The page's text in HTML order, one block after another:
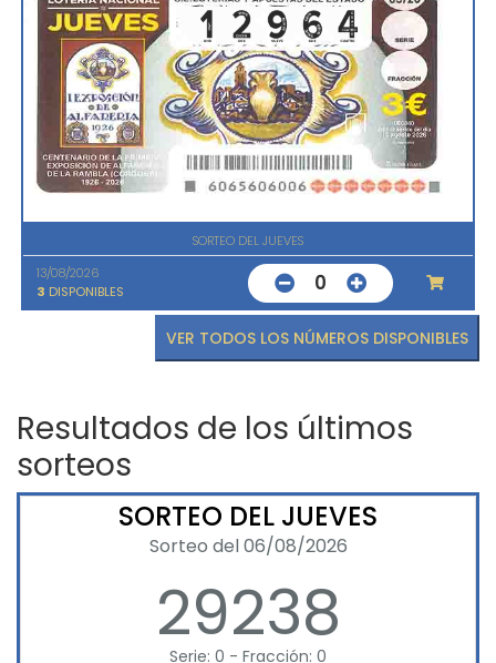
SORTEO DEL JUEVES
13/08/2026
3 DISPONIBLES 0
VER TODOS LOS NÚMEROS DISPONIBLES
Resultados de los últimos
sorteos
SORTEO DEL JUEVES
Sorteo del 06/08/2026
29238
Serie: 0 - Fracción: 0